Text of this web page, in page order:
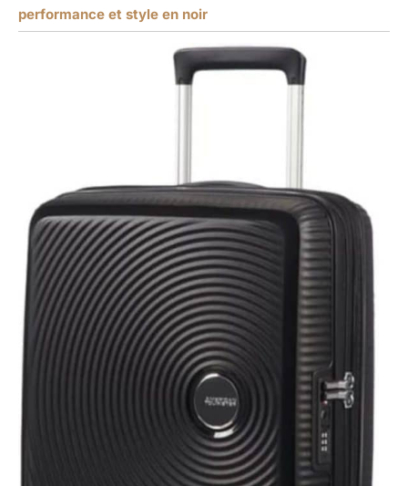
performance et style en noir